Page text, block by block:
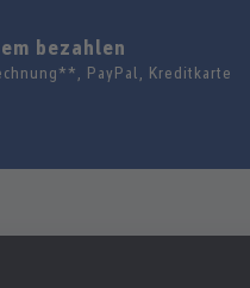
bezahlen
PayPal, Kreditkarte